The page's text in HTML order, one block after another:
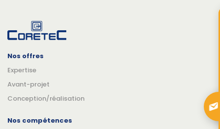
Nos offres
Expertise
Avant-projet
Conception/réalisation
Nos compétences